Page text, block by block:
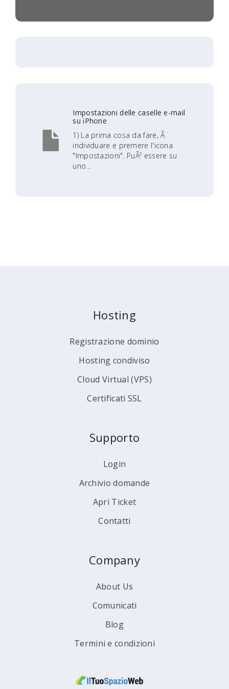
Impostazioni delle caselle e-mail
su iPhone
1) La prima cosa da fare, Ã¨
individuare e premere l'icona
"Impostazioni". PuÃ² essere su
uno...
Hosting
Registrazione dominio
Hosting condiviso
Cloud Virtual (VPS)
Certificati SSL
Supporto
Login
Archivio domande
Apri Ticket
Contatti
Company
About Us
Comunicati
Blog
Termini e condizioni